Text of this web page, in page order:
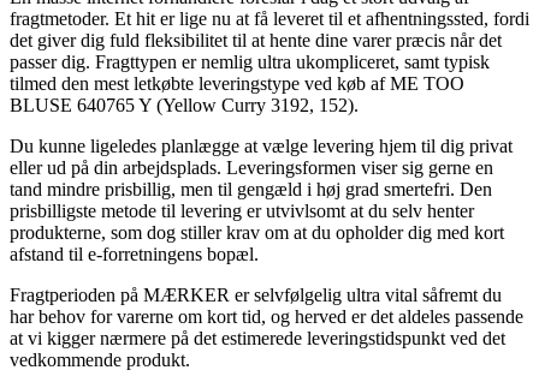
fragtmetoder. Et hit er lige nu at få leveret til et afhentningssted, fordi
det giver dig fuld fleksibilitet til at hente dine varer præcis når det
passer dig. Fragttypen er nemlig ultra ukompliceret, samt typisk
tilmed den mest letkøbte leveringstype ved køb af ME TOO
BLUSE 640765 Y (Yellow Curry 3192, 152).
Du kunne ligeledes planlægge at vælge levering hjem til dig privat
eller ud på din arbejdsplads. Leveringsformen viser sig gerne en
tand mindre prisbillig, men til gengæld i høj grad smertefri. Den
prisbilligste metode til levering er utvivlsomt at du selv henter
produkterne, som dog stiller krav om at du opholder dig med kort
afstand til e-forretningens bopæl.
Fragtperioden på MÆRKER er selvfølgelig ultra vital såfremt du
har behov for varerne om kort tid, og herved er det aldeles passende
at vi kigger nærmere på det estimerede leveringstidspunkt ved det
vedkommende produkt.